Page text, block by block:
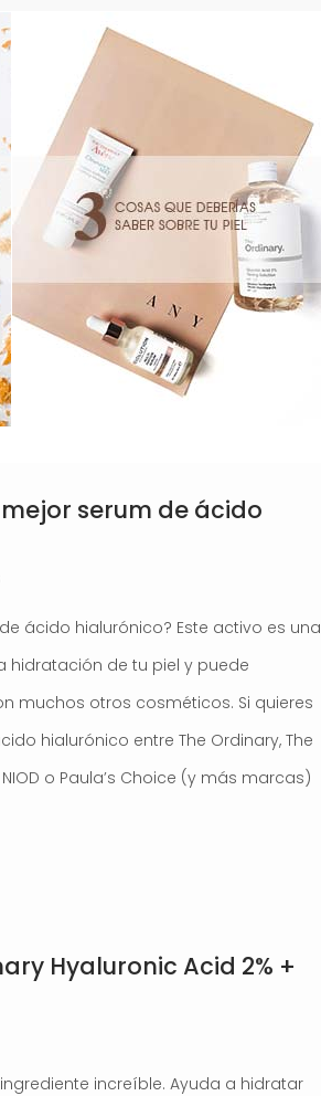
mejor serum de ácido
ácido hialurónico? Este activo es una
hidratación de tu piel y puede
muchos otros cosméticos. Si quieres
hialurónico entre The Ordinary, The
NIOD o Paula’s Choice (y más marcas)
Hyaluronic Acid 2% +
increíble. Ayuda a hidratar